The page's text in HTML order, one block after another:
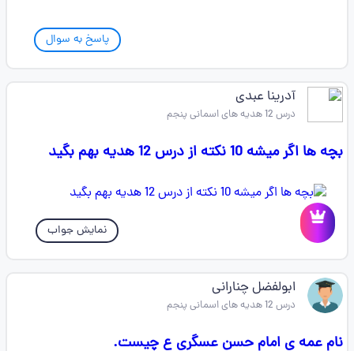
پاسخ به سوال
آدرینا عبدی
درس 12 هدیه های اسمانی پنجم
بچه ها اگر میشه 10 نکته از درس 12 هدیه بهم بگید
نمایش جواب
ابولفضل چنارانی
درس 12 هدیه های اسمانی پنجم
نام عمه ی امام حسن عسگری ع چیست.